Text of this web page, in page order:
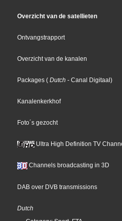
Overzicht van de satellieten
Ontvangstrapport
Overzicht van de kanalen
Packages ( Dutch - Canal Digitaal)
Kanalenkerkhof
Foto´s gezocht
Ultra High Definition TV
Channels broadcasting in 3D
DAB over DVB transmissions
Dutch